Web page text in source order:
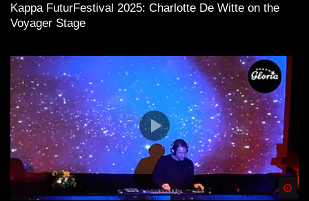
Kappa FuturFestival 2025: Charlotte De Witte on the
Voyager Stage